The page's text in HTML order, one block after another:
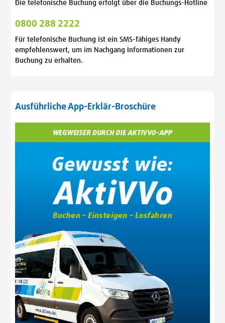
Die telefonische Buchung erfolgt über die Buchungs-Hotline
0800 288 2222
Für telefonische Buchung ist ein SMS-fähiges Handy
empfehlenswert, um im Nachgang Informationen zur
Buchung zu erhalten.
Ausführliche App-Erklär-Broschüre